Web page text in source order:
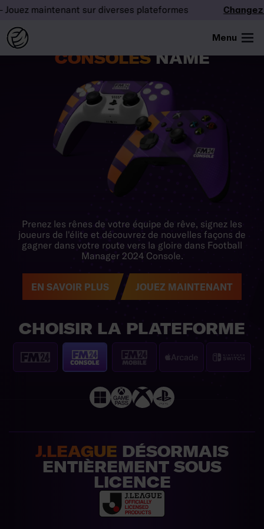
maintenant sur diverses plateformes Changez la
Menu
CONSOLES NAME
Prenez les rênes de votre équipe de rêve, signez les
joueurs de l'élite et découvrez de nouvelles façons de
gagner dans votre route vers la gloire dans Football
Manager 2024 Console.
EN SAVOIR PLUS JOUEZ MAINTENANT
CHOISIR LA PLATEFORME
J.LEAGUE DÉSORMAIS
ENTIÈREMENT SOUS
LICENCE